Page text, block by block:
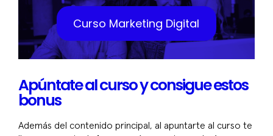
Curso Marketing Digital
Apúntate al curso y consigue estos
bonus
Además del contenido principal, al apuntarte al curso te